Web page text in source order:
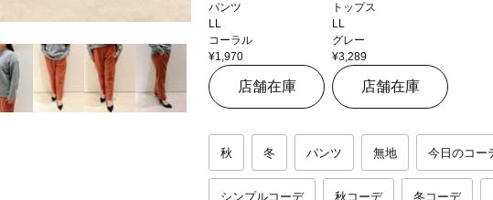
パンツ
LL
コーラル
¥1,970
店舗在庫
トップス
LL
グレー
¥3,289
店舗在庫
秋 冬 パンツ 無地 今日のコー
シンプルコーデ 秋コーデ 冬コーデ